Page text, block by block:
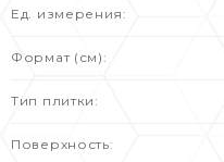
Ед. измерения:
Формат (см):
Тип плитки:
Поверхность: